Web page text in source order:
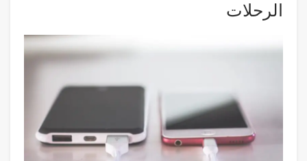
الرحلات